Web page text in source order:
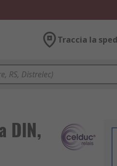
Traccia la
DIN,